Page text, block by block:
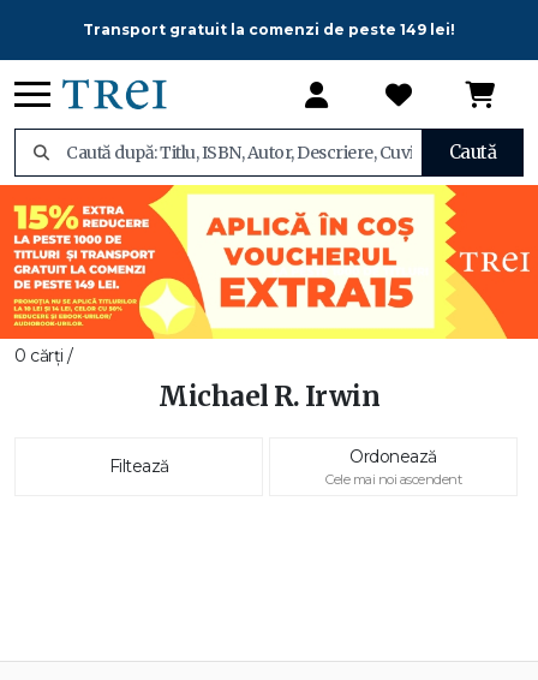
Transport gratuit la comenzi de peste 149 lei!
Caută
0 cărți /
Michael R. Irwin
Filtează Ordonează
Cele mai noi ascendent